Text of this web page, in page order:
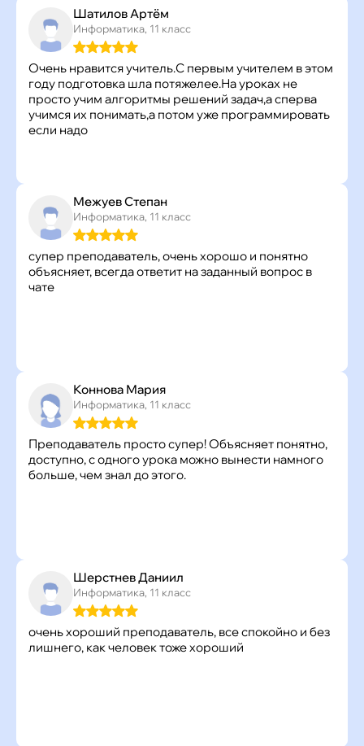
Шатилов Артём
Информатика, 11 класс
Очень нравится учитель.С первым учителем в этом
году подготовка шла потяжелее.На уроках не
просто учим алгоритмы решений задач,а сперва
учимся их понимать,а потом уже программировать
если надо
Межуев Степан
Информатика, 11 класс
супер преподаватель, очень хорошо и понятно
объясняет, всегда ответит на заданный вопрос в
чате
Коннова Мария
Информатика, 11 класс
Преподаватель просто супер! Объясняет понятно,
доступно, с одного урока можно вынести намного
больше, чем знал до этого.
Шерстнев Даниил
Информатика, 11 класс
очень хороший преподаватель, все спокойно и без
лишнего, как человек тоже хороший